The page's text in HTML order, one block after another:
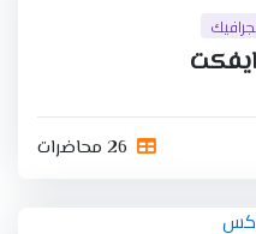
26 محاضرات